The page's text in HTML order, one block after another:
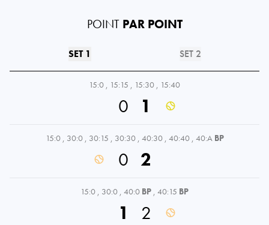
POINT PAR POINT
SET 1 SET 2
15:0 , 15:15 , 15:30 , 15:40
0 1
15:0 , 30:0 , 30:15 , 30:30 , 40:30 , 40:40 , 40:A BP
0 2
15:0 , 30:0 , 40:0 BP , 40:15 BP
1 2